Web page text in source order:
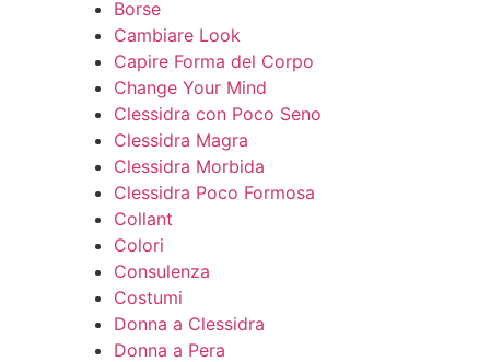
Borse
Cambiare Look
Capire Forma del Corpo
Change Your Mind
Clessidra con Poco Seno
Clessidra Magra
Clessidra Morbida
Clessidra Poco Formosa
Collant
Colori
Consulenza
Costumi
Donna a Clessidra
Donna a Pera